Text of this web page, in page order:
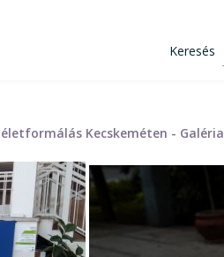
Keresés
Kecskeméten - Galéria